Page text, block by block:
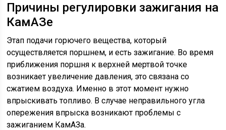
Причины регулировки зажигания на
КамАЗе
Этап подачи горючего вещества, который
осуществляется поршнем, и есть зажигание. Во время
приближения поршня к верхней мертвой точке
возникает увеличение давления, это связана со
сжатием воздуха. Именно в этот момент нужно
впрыскивать топливо. В случае неправильного угла
опережения впрыска возникают проблемы с
зажиганием КамАЗа.